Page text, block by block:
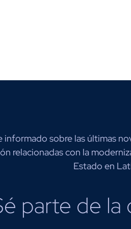
informado sobre las últimas
relacionadas con la
Estado en
parte de la